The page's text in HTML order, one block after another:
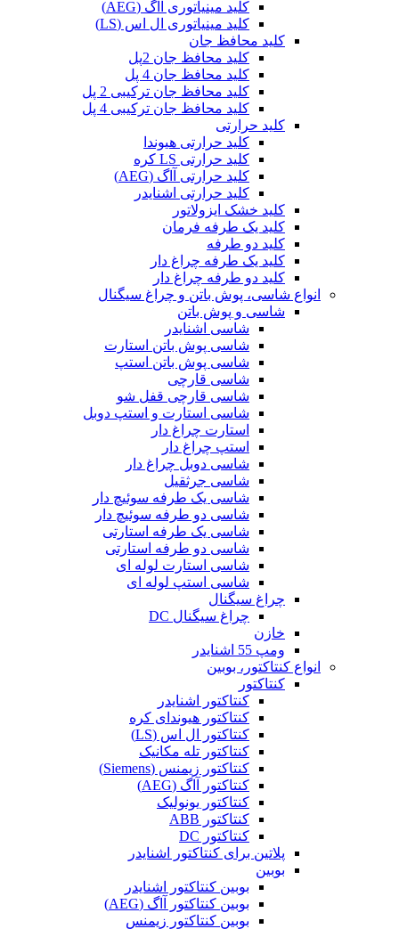
کلید مینیاتوری آاگ (AEG)
کلید مینیاتوری ال اس (LS)
کلید محافظ جان
کلید محافظ جان 2پل
کلید محافظ جان 4 پل
کلید محافظ جان ترکیبی 2 پل
کلید محافظ جان ترکیبی 4 پل
کلید حرارتی
کلید حرارتی هیوندا
کلید حرارتی LS کره
کلید حرارتی آاگ (AEG)
کلید حرارتی اشنایدر
کلید خشک ایزولاتور
کلید یک طرفه فرمان
کلید دو طرفه
کلید یک طرفه چراغ دار
کلید دو طرفه چراغ دار
انواع شاسی، پوش باتن و چراغ سیگنال
شاسی و پوش باتن
شاسی اشنایدر
شاسی پوش باتن استارت
شاسی پوش باتن استپ
شاسی قارچی
شاسی قارچی قفل شو
شاسی استارت و استپ دوبل
استارت چراغ دار
استپ چراغ دار
شاسی دوبل چراغ دار
شاسی جرثقیل
شاسی یک طرفه سوئیچ دار
شاسی دو طرفه سوئیچ دار
شاسی یک طرفه استارتی
شاسی دو طرفه استارتی
شاسی استارت لوله ای
شاسی استپ لوله ای
چراغ سیگنال
چراغ سیگنال DC
خازن
ومپ 55 اشنایدر
انواع کنتاکتور، بوبین
کنتاکتور
کنتاکتور اشنایدر
کنتاکتور هیوندای کره
کنتاکتور ال اس (LS)
کنتاکتور تله مکانیک
کنتاکتور زیمنس (Siemens)
کنتاکتور آاگ (AEG)
کنتاکتور یونولیک
کنتاکتور ABB
کنتاکتور DC
پلاتین برای کنتاکتور اشنایدر
بوبین
بوبین کنتاکتور اشنایدر
بوبین کنتاکتور آاگ (AEG)
بوبین کنتاکتور زیمنس